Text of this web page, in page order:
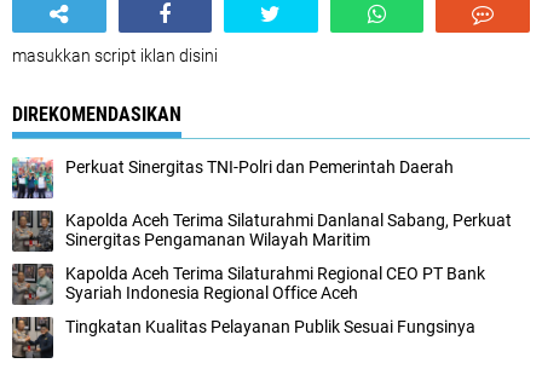
masukkan script iklan disini
DIREKOMENDASIKAN
Perkuat Sinergitas TNI-Polri dan Pemerintah Daerah
Kapolda Aceh Terima Silaturahmi Danlanal Sabang, Perkuat
Sinergitas Pengamanan Wilayah Maritim
Kapolda Aceh Terima Silaturahmi Regional CEO PT Bank
Syariah Indonesia Regional Office Aceh
Tingkatan Kualitas Pelayanan Publik Sesuai Fungsinya